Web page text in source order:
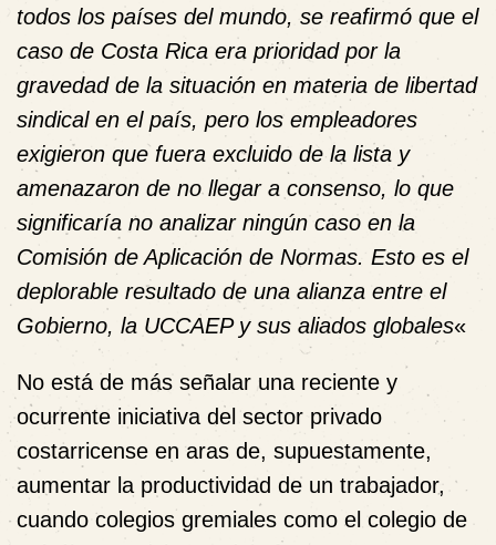
todos los países del mundo, se reafirmó que el
caso de Costa Rica era prioridad por la
gravedad de la situación en materia de libertad
sindical en el país, pero los empleadores
exigieron que fuera excluido de la lista y
amenazaron de no llegar a consenso, lo que
significaría no analizar ningún caso en la
Comisión de Aplicación de Normas. Esto es el
deplorable resultado de una alianza entre el
Gobierno, la UCCAEP y sus aliados globales«
No está de más señalar una reciente y
ocurrente iniciativa del sector privado
costarricense en aras de, supuestamente,
aumentar la productividad de un trabajador,
cuando colegios gremiales como el colegio de